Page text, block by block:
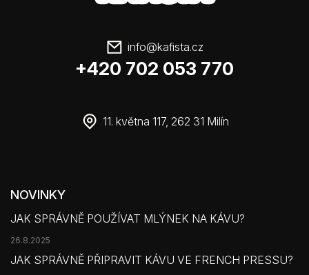
info@kafista.cz
+420 702 053 770
11. května 117, 262 31 Milín
NOVINKY
JAK SPRÁVNĚ POUŽÍVAT MLÝNEK NA KÁVU?
26.8.2025
JAK SPRÁVNĚ PŘIPRAVIT KÁVU VE FRENCH PRESSU?